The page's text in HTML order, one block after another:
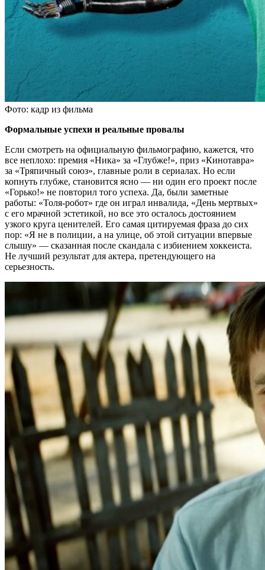
Фото: кадр из фильма
Формальные успехи и реальные провалы
Если смотреть на официальную фильмографию, кажется, что
все неплохо: премия «Ника» за «Глубже!», приз «Кинотавра»
за «Тряпичный союз», главные роли в сериалах. Но если
копнуть глубже, становится ясно — ни один его проект после
«Горько!» не повторил того успеха. Да, были заметные
работы: «Толя-робот» где он играл инвалида, «День мертвых»
с его мрачной эстетикой, но все это осталось достоянием
узкого круга ценителей. Его самая цитируемая фраза до сих
пор: «Я не в полиции, а на улице, об этой ситуации впервые
слышу» — сказанная после скандала с избиением хоккеиста.
Не лучший результат для актера, претендующего на
серьезность.